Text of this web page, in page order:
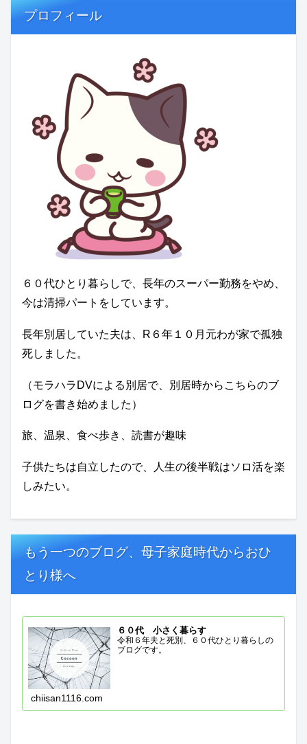
プロフィール
６０代ひとり暮らしで、長年のスーパー勤務をやめ、
今は清掃パートをしています。
長年別居していた夫は、R６年１０月元わが家で孤独
死しました。
（モラハラDVによる別居で、別居時からこちらのブ
ログを書き始めました）
旅、温泉、食べ歩き、読書が趣味
子供たちは自立したので、人生の後半戦はソロ活を楽
しみたい。
もう一つのブログ、母子家庭時代からおひ
とり様へ
６０代 小さく暮らす
令和６年夫と死別、６０代ひとり暮らしの
ブログです。
chiisan1116.com